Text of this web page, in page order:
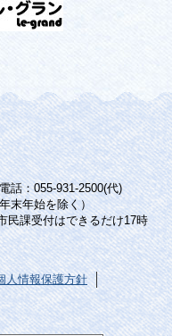
：055-931-2500(代)
末年始を除く）
民課受付はできるだけ17時
人情報保護方針